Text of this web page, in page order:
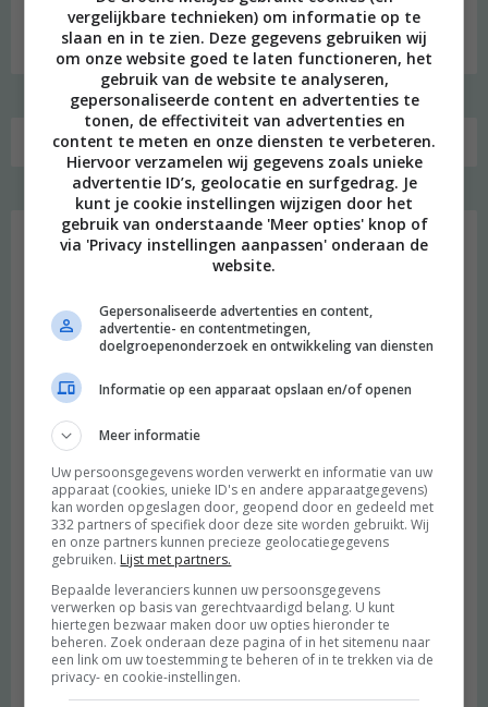
Zoeken
naar:
Favoriet
Heimwee
vergelijkbare technieken) om informatie op te
slaan en in te zien. Deze gegevens gebruiken wij
om onze website goed te laten functioneren, het
gebruik van de website te analyseren,
gepersonaliseerde content en advertenties te
tonen, de effectiviteit van advertenties en
content te meten en onze diensten te verbeteren.
Hiervoor verzamelen wij gegevens zoals unieke
advertentie ID’s, geolocatie en surfgedrag. Je
kunt je cookie instellingen wijzigen door het
gebruik van onderstaande 'Meer opties' knop of
via 'Privacy instellingen aanpassen' onderaan de
website.
Gepersonaliseerde advertenties en content,
advertentie- en contentmetingen,
doelgroepenonderzoek en ontwikkeling van diensten
Informatie op een apparaat opslaan en/of openen
Meer informatie
Uw persoonsgegevens worden verwerkt en informatie van uw
apparaat (cookies, unieke ID's en andere apparaatgegevens)
kan worden opgeslagen door, geopend door en gedeeld met
332 partners of specifiek door deze site worden gebruikt. Wij
en onze partners kunnen precieze geolocatiegegevens
gebruiken. Lijst met partners.
Bepaalde leveranciers kunnen uw persoonsgegevens
verwerken op basis van gerechtvaardigd belang. U kunt
hiertegen bezwaar maken door uw opties hieronder te
beheren. Zoek onderaan deze pagina of in het sitemenu naar
een link om uw toestemming te beheren of in te trekken via de
privacy- en cookie-instellingen.